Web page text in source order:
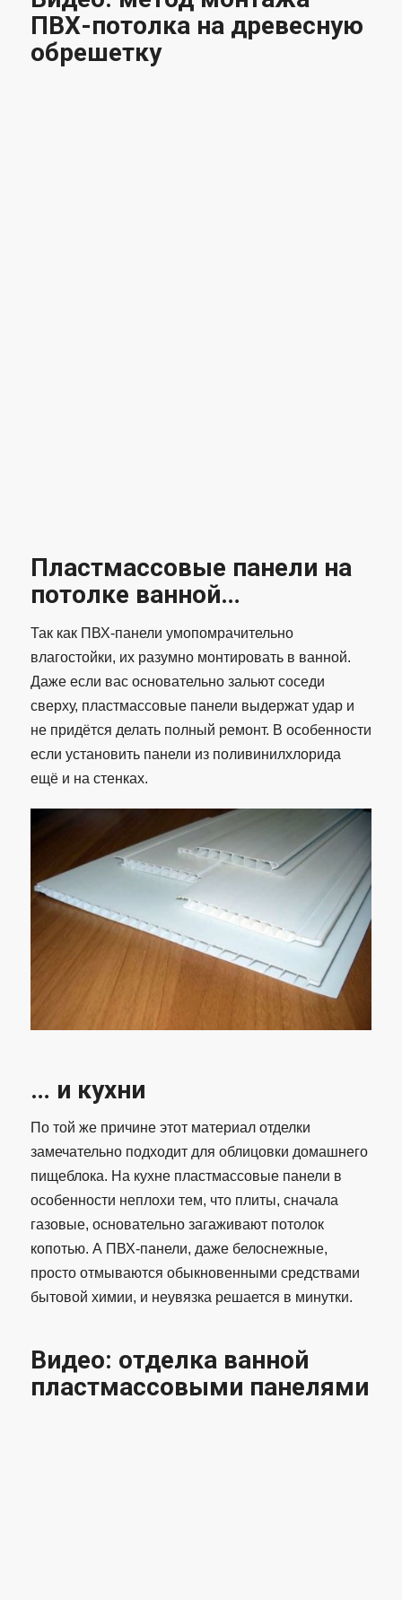
ПВХ-потолка на древесную
обрешетку
Пластмассовые панели на
потолке ванной…
Так как ПВХ-панели умопомрачительно
влагостойки, их разумно монтировать в ванной.
Даже если вас основательно зальют соседи
сверху, пластмассовые панели выдержат удар и
не придётся делать полный ремонт. В особенности
если установить панели из поливинилхлорида
ещё и на стенках.
… и кухни
По той же причине этот материал отделки
замечательно подходит для облицовки домашнего
пищеблока. На кухне пластмассовые панели в
особенности неплохи тем, что плиты, сначала
газовые, основательно загаживают потолок
копотью. А ПВХ-панели, даже белоснежные,
просто отмываются обыкновенными средствами
бытовой химии, и неувязка решается в минутки.
Видео: отделка ванной
пластмассовыми панелями